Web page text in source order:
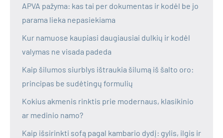
APVA pažyma: kas tai per dokumentas ir kodėl be jo
parama lieka nepasiekiama
Kur namuose kaupiasi daugiausiai dulkių ir kodėl
valymas ne visada padeda
Kaip šilumos siurblys ištraukia šilumą iš šalto oro:
principas be sudėtingų formulių
Kokius akmenis rinktis prie modernaus, klasikinio
ar medinio namo?
Kaip išsirinkti sofą pagal kambario dydį: gylis, ilgis ir